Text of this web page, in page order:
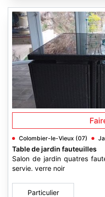
Colombier-le-Vieux (07)
Table de jardin fauteuilles
Salon de jardin quatres
servie. verre noir
Particulier